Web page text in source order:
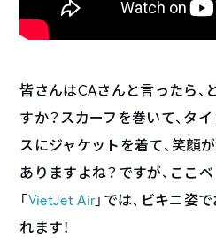
皆さんはCAさんと言ったら、
すか？スカーフを巻いて、タ
スにジャケットを着て、笑顔
ありますよね？ですが、ここ
「VietJet Air」では、ビキニ姿
れます！